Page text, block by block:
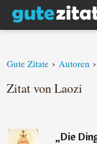
Gute Zitate › Autoren ›
Zitat von Laozi
„Die